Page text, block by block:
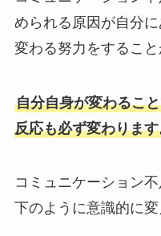
められる原因が自分
変わる努力をすること
自分自身が変わるこ
反応も必ず変わりま
コミュニケーション
下のように意識的に変